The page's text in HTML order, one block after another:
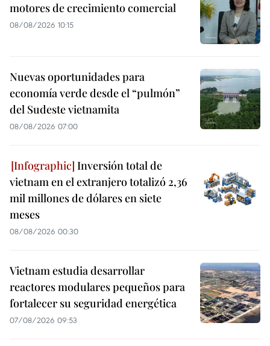
motores de crecimiento comercial
08/08/2026 10:15
Nuevas oportunidades para
economía verde desde el “pulmón”
del Sudeste vietnamita
08/08/2026 07:00
Inversión total de
vietnam en el extranjero totalizó 2,36
mil millones de dólares en siete
meses
08/08/2026 00:30
Vietnam estudia desarrollar
reactores modulares pequeños para
fortalecer su seguridad energética
07/08/2026 09:53